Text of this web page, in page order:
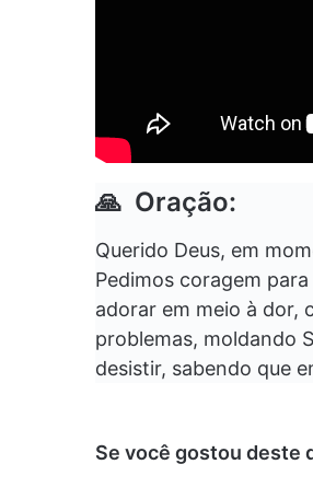
🙏 Oração:
Querido Deus, em
Pedimos coragem
adorar em meio à dor,
problemas, moldando
desistir, sabendo que
Se você gostou deste